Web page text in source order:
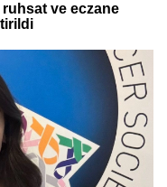
ve eczane